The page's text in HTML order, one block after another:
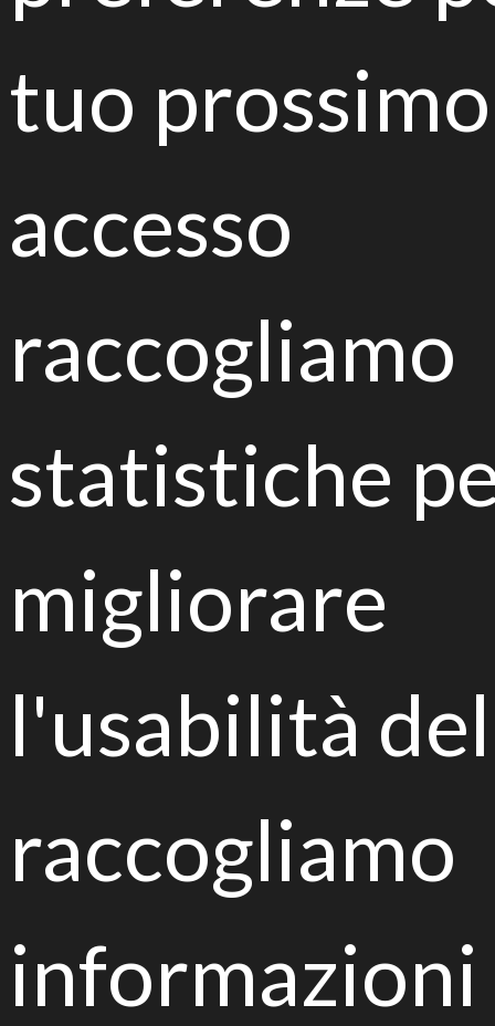
Funghi e batteri alleati del biorisanamento
LIFE BIOREST
Il progetto
I risultati
Il programma LIFE
Privacy e cookie policy
Powered by Instilla
tuo prossimo
accesso
raccogliamo
statistiche
migliorare
l'usabilità
raccogliamo